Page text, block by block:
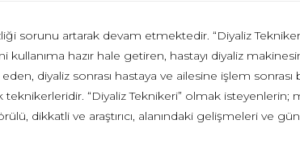
sorunu artarak devam etmektedir. “Diyaliz
kullanıma hazır hale getiren, hastayı diyaliz
diyaliz sonrası hastaya ve ailesine işlem
teknikerleridir. “Diyaliz Teknikeri” olmak isteyenlerin;
dikkatli ve araştırıcı, alanındaki gelişmeleri ve